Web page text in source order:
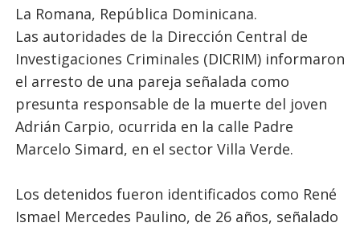
La Romana, República Dominicana.
Las autoridades de la Dirección Central de
Investigaciones Criminales (DICRIM) informaron
el arresto de una pareja señalada como
presunta responsable de la muerte del joven
Adrián Carpio, ocurrida en la calle Padre
Marcelo Simard, en el sector Villa Verde.
Los detenidos fueron identificados como René
Ismael Mercedes Paulino, de 26 años, señalado